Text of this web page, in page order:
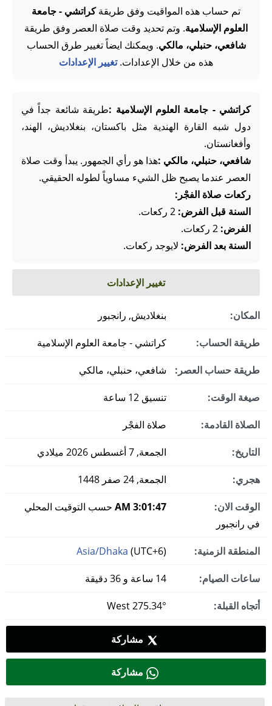
تم حساب هذه المواقيت وفق طريقةكراتشي - جامعة
العلوم الإسلامية. وتم تحديد وقت صلاة العصر وفق طريقة
شافعي، حنبلي، مالكي. ويمكنك ايضاً تغيير طرق الحساب
هذه من خلال الإعدادات.تغيير الإعدادات
كراتشي - جامعة العلوم الإسلامية :طريقة شائعة جداً في
دول شبه القارة الهندية مثل باكستان، بنغلاديش، الهند،
وأفغانستان.
شافعي، حنبلي، مالكي :هذا هو رأي الجمهور. يبدأ وقت صلاة
العصر عندما يصبح ظل الشيء مساوياً لطوله الحقيقي.
ركعات صلاة الفجْر:
السنة قبل الفرض:
الفرض:
السنة بعد الفرض: لايوجد ركعات.
تغيير الإعدادات
المكان: بنغلاديش, رانجبور
طريقة الحساب: كراتشي - جامعة العلوم الإسلامية
طريقة حساب العصر: شافعي، حنبلي، مالكي
صيغة الوقت: تنسيق 12 ساعة
الصلاة القادمة: صلاة الفجْر
التاريخ: الجمعة, 7 أغسطس 2026 ميلادي
هجري: الجمعة, 24 صفر 1448
الوقت الان: 3:01:48 AM
حسب التوقيت المحلي
في رانجبور
المنطقة الزمنية: Asia/Dhaka (UTC+6)
ساعات الصيام:
أتجاه القبلة:
مشاركة
مشاركة